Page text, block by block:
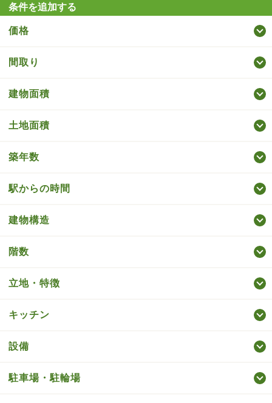
条件を追加する
価格
間取り
建物面積
土地面積
築年数
駅からの時間
建物構造
階数
立地・特徴
キッチン
設備
駐車場・駐輪場